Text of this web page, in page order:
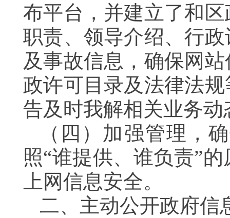
布平台，并建立了和
职责、领导介绍、行
及事故信息，确保网
政许可目录及法律法
告及时我解相关业务动
（四）加强管理，
照“谁提供、谁负责”
上网信息安全。
二、主动公开政府信